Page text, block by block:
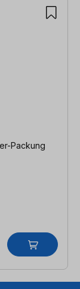
Packung